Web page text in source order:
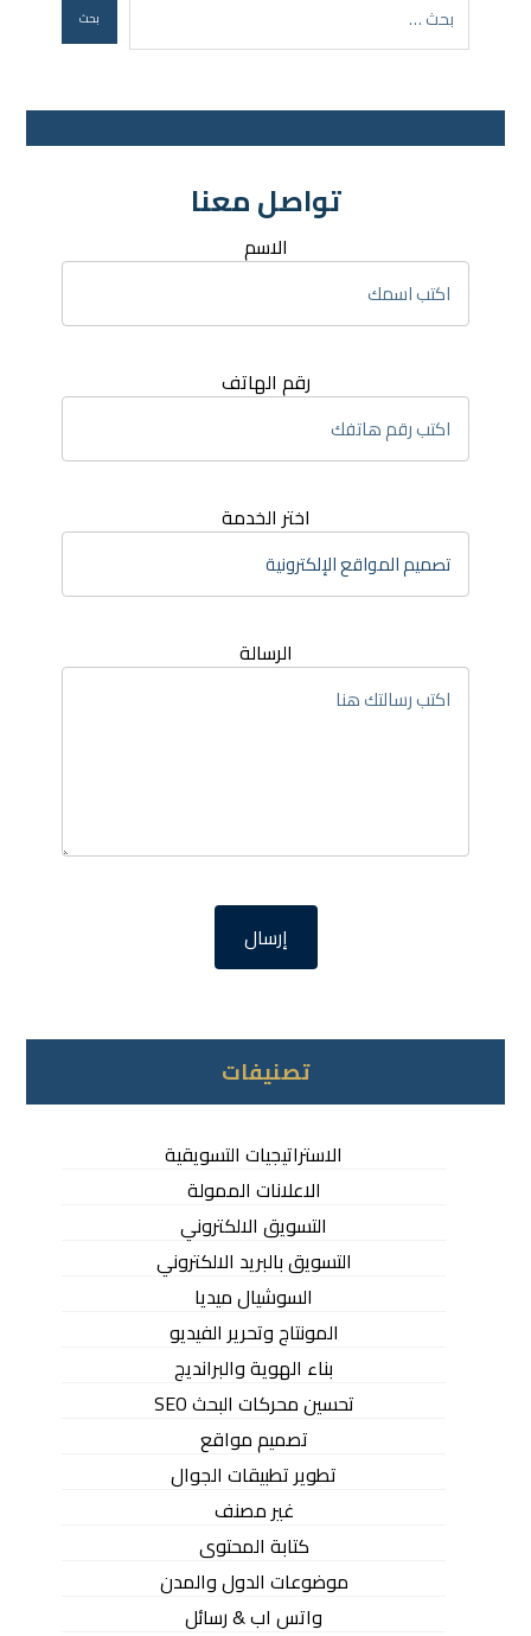
تواصل معنا
الاسم
رقم الهاتف
اختر الخدمة
الرسالة
تصنيفات
الاستراتيجيات التسويقية
الاعلانات الممولة
التسويق الالكتروني
التسويق بالبريد الالكتروني
السوشيال ميديا
المونتاج وتحرير الفيديو
بناء الهوية والبرانديج
تحسين محركات البحث SEO
تصميم مواقع
تطوير تطبيقات الجوال
غير مصنف
كتابة المحتوى
موضوعات الدول والمدن
واتس اب & رسائل